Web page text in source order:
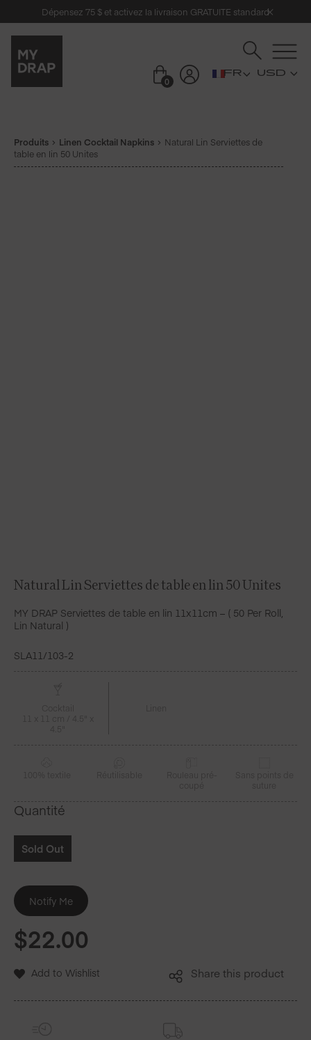
Dépensez 75 $ et activez la livraison GRATUITE standard
0
USD
Produits Linen Cocktail Napkins
Natural Lin Serviettes de
table en lin 50 Unites
Natural Lin Serviettes de table en lin 50 Unites
MY DRAP Serviettes de table en lin 11x11cm – ( 50 Per Roll,
Lin Natural )
SLA11/103-2
Quantité
Sold Out
$22.00
Add to Wishlist Share this product